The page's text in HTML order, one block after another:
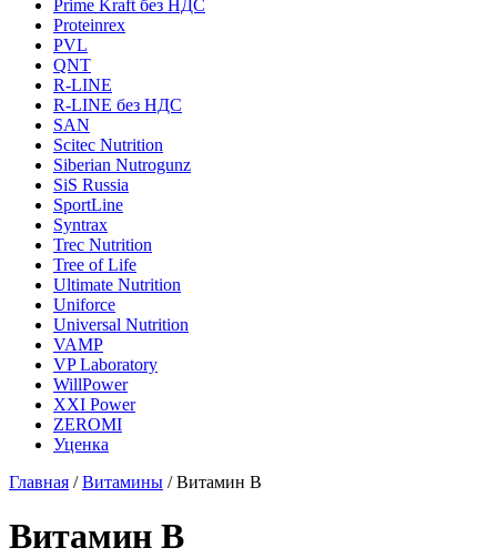
Prime Kraft без НДС
Proteinrex
PVL
QNT
R-LINE
R-LINE без НДС
SAN
Scitec Nutrition
Siberian Nutrogunz
SiS Russia
SportLine
Syntrax
Trec Nutrition
Tree of Life
Ultimate Nutrition
Uniforce
Universal Nutrition
VAMP
VP Laboratory
WillPower
XXI Power
ZEROMI
Уценка
Главная /Витамины /Витамин B
Витамин B